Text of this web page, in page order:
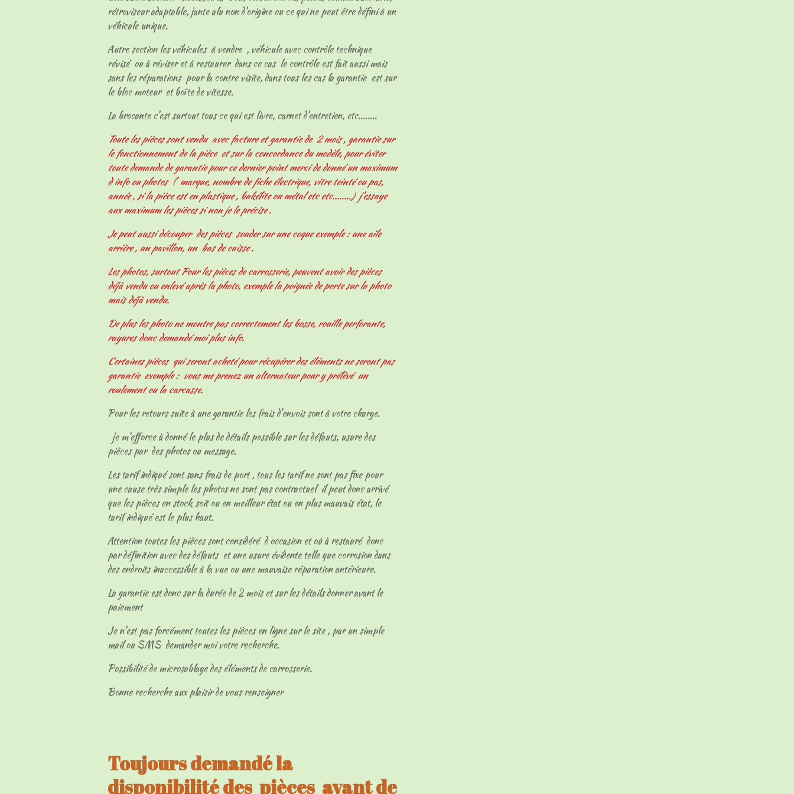
rétroviseur adaptable, jante alu non d'origine ou ce qui ne peut être défini à un
véhicule unique.
Autre section les véhicules à vendre , véhicule avec contrôle technique
révisé ou à réviser et à restaurer dans ce cas le contrôle est fait aussi mais
sans les réparations pour la contre visite, dans tous les cas la garantie est sur
le bloc moteur et boîte de vitesse.
La brocante c'est surtout tous ce qui est livre, carnet d'entretien, etc........
Toute les pièces sont vendu avec facture et garantie de 2 mois , garantie sur
le fonctionnement de la pièce et sur la concordance du modèle, pour éviter
toute demande de garantie pour ce dernier point merci de donné un maximum
d info ou photos ( marque, nombre de fiche électrique, vitre teinté ou pas,
année , si la pièce est en plastique , bakélite ou métal etc etc........) j'essaye
aux maximum les pièces si non je le précise .
Je peut aussi découper des pièces souder sur une coque exemple : une aile
arrière , un pavillon, un bas de caisse .
Les photos, surtout Pour les pièces de carrosserie, peuvent avoir des pièces
déjà vendu ou enlevé après la photo, exemple la poignée de porte sur la photo
mais déjà vendu.
De plus les photo ne montre pas correctement les bosse, rouille perforante,
rayures donc demandé moi plus info.
Certaines pièces qui seront acheté pour récupérer des éléments ne seront pas
garantie exemple : vous me prenez un alternateur pour y prélèvé un
roulement ou la carcasse.
Pour les retours suite à une garantie les frais d'envois sont à votre charge.
je m'efforce à donné le plus de détails possible sur les défauts, usure des
pièces par des photos ou message.
Les tarif indiqué sont sans frais de port , tous les tarif ne sont pas fixe pour
une cause très simple les photos ne sont pas contractuel il peut donc arrivé
que les pièces en stock soit ou en meilleur état ou en plus mauvais état, le
tarif indiqué est le plus haut.
Attention toutes les pièces sont considéré d occasion et où à restauré donc
par définition avec des défauts et une usure évidente telle que corrosion dans
des endroits inaccessible à la vue ou une mauvaise réparation antérieure.
La garantie est donc sur la durée de 2 mois et sur les détails donner avant le
paiement
Je n'est pas forcément toutes les pièces en ligne sur le site , par un simple
mail ou SMS demander moi votre recherche.
Possibilité de microsablage des éléments de carrosserie.
Bonne recherche aux plaisir de vous renseigner
Toujours demandé la
disponibilité des pièces avant de